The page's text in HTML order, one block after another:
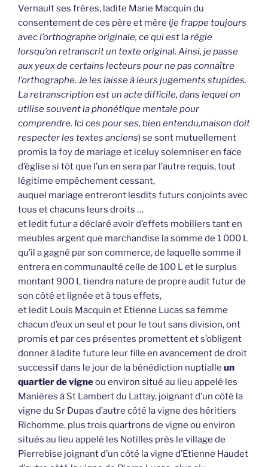
Vernault ses frères, ladite Marie Macquin du
consentement de ces père et mère (je frappe toujours
avec l’orthographe originale, ce qui est la règle
lorsqu’on retranscrit un texte original. Ainsi, je passe
aux yeux de certains lecteurs pour ne pas connaître
l’orthographe. Je les laisse à leurs jugements stupides.
La retranscription est un acte difficile, dans lequel on
utilise souvent la phonétique mentale pour
comprendre. Ici ces pour ses, bien entendu,maison doit
respecter les textes anciens) se sont mutuellement
promis la foy de mariage et iceluy solemniser en face
d’église si tôt que l’un en sera par l’autre requis, tout
légitime empêchement cessant,
auquel mariage entreront lesdits futurs conjoints avec
tous et chacuns leurs droits …
et ledit futur a déclaré avoir d’effets mobiliers tant en
meubles argent que marchandise la somme de 1 000 L
qu’il a gagné par son commerce, de laquelle somme il
entrera en communaulté celle de 100 L et le surplus
montant 900 L tiendra nature de propre audit futur de
son côté et lignée et à tous effets,
et ledit Louis Macquin et Etienne Lucas sa femme
chacun d’eux un seul et pour le tout sans division, ont
promis et par ces présentes promettent et s’obligent
donner à ladite future leur fille en avancement de droit
successif dans le jour de la bénédiction nuptialle un
quartier de vigneou environ situé au lieu appelé les
Manières à St Lambert du Lattay, joignant d’un côté la
vigne du Sr Dupas d’autre côté la vigne des héritiers
Richomme, plus trois quartrons de vigne ou environ
situés au lieu appelé les Notilles près le village de
Pierrebise joignant d’un côté la vigne d’Etienne Haudet